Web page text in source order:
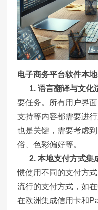
电子商务平台软件本
1. 语言翻译与文化
要任务。所有用户界
支持等内容都需要进
也是关键，需要考虑
俗、色彩偏好等。
2. 本地支付方式集
惯使用不同的支付方
流行的支付方式，如
在欧洲集成信用卡和